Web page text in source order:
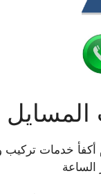
المسايل
خدمات تركيب
الساعة